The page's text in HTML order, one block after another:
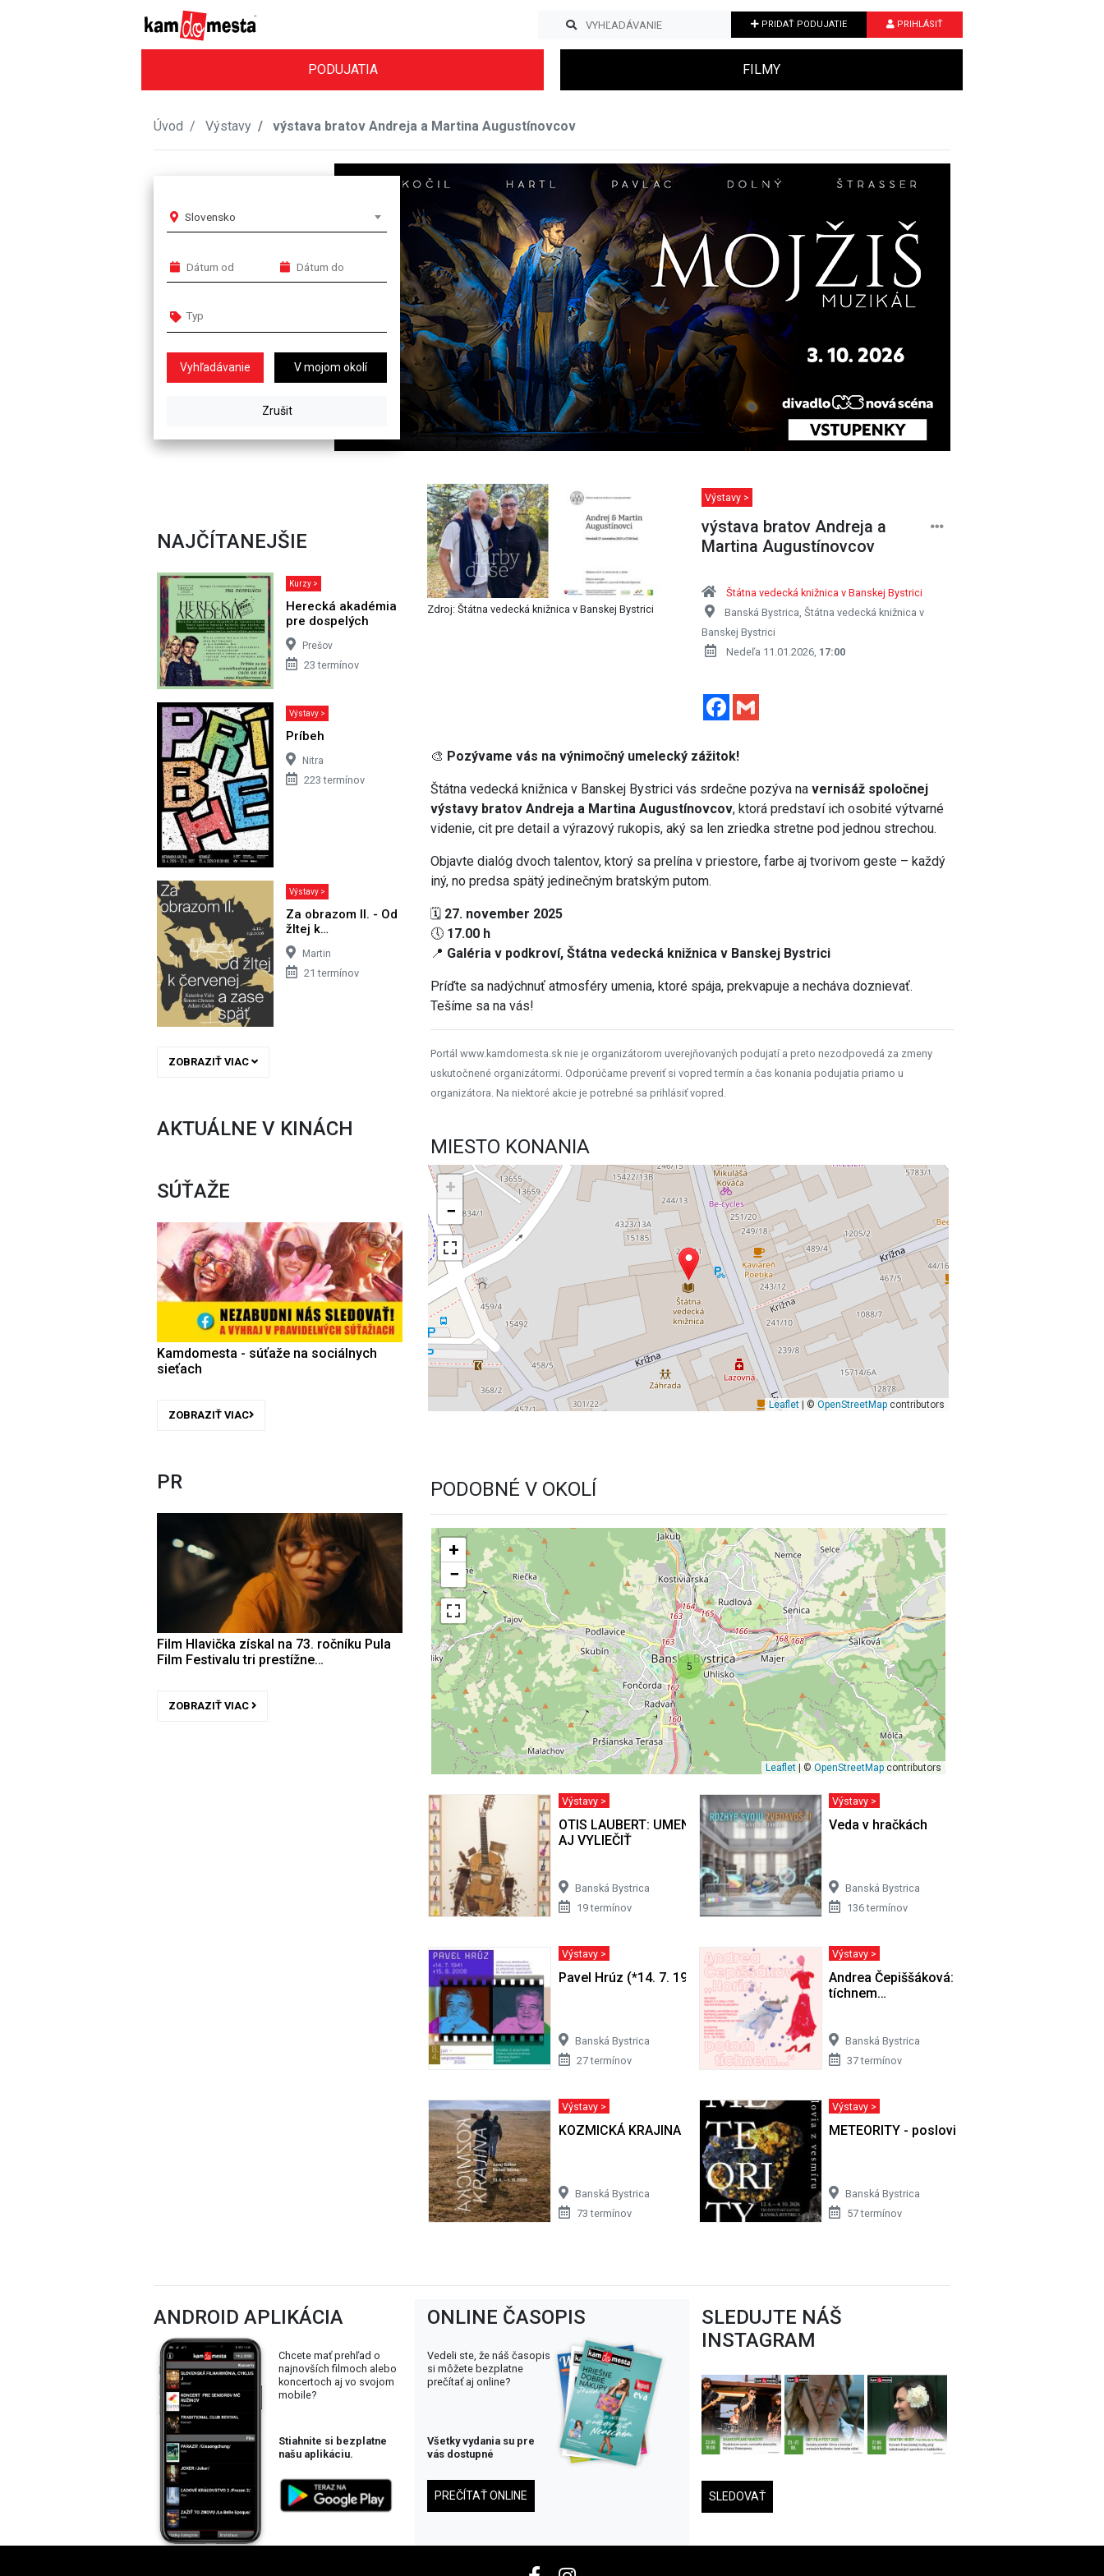
PRIDAŤ PODUJATIE PRIHLÁSIŤ
PODUJATIA FILMY
Úvod Výstavy výstava bratov Andreja a Martina Augustínovcov
Slovensko
V mojom okolí
Previous
NAJČÍTANEJŠIE
Kurzy >
Herecká akadémia
pre dospelých
Prešov
23 termínov
Výstavy >
Príbeh
Nitra
223 termínov
Výstavy >
Za obrazom II. - Od
žltej k…
Martin
21 termínov
ZOBRAZIŤ VIAC
AKTUÁLNE V KINÁCH
SÚŤAŽE
Kamdomesta - súťaže na sociálnych
sieťach
ZOBRAZIŤ VIAC
PR
Film Hlavička získal na 73. ročníku Pula
Film Festivalu tri prestížne…
ZOBRAZIŤ VIAC
Zdroj: Štátna vedecká knižnica v Banskej Bystrici
Výstavy >
výstava bratov Andreja a
Martina Augustínovcov
Štátna vedecká knižnica v Banskej Bystrici
Banská Bystrica, Štátna vedecká knižnica v
Banskej Bystrici
Nedeľa 11.01.2026, 17:00
Facebook
🎨 Pozývame vás na výnimočný umelecký zážitok!
Štátna vedecká knižnica v Banskej Bystrici vás srdečne pozýva navernisáž spoločnej
výstavy bratov Andreja a Martina Augustínovcov, ktorá predstaví ich osobité výtvarné
videnie, cit pre detail a výrazový rukopis, aký sa len zriedka stretne pod jednou strechou.
Objavte dialóg dvoch talentov, ktorý sa prelína v priestore, farbe aj tvorivom geste – každý
iný, no predsa spätý jedinečným bratským putom.
🗓 27. november 2025
🕔 17.00 h
📍 Galéria v podkroví, Štátna vedecká knižnica v Banskej Bystrici
Príďte sa nadýchnuť atmosféry umenia, ktoré spája, prekvapuje a necháva doznievať.
Tešíme sa na vás!
Portál www.kamdomesta.sk nie je organizátorom uverejňovaných podujatí a preto nezodpovedá za zmeny
uskutočnené organizátormi. Odporúčame preveriť si vopred termín a čas konania podujatia priamo u
organizátora. Na niektoré akcie je potrebné sa prihlásiť vopred.
MIESTO KONANIA
+
−
Leaflet| © OpenStreetMapcontributors
PODOBNÉ V OKOLÍ
5
+
−
Leaflet | ©OpenStreetMap contributors
Výstavy >
OTIS LAUBERT: UMENIE BY VÁS MOHLO
AJ VYLIEČIŤ
Banská Bystrica
19 termínov
Výstavy >
Veda v hračkách
Banská Bystrica
136 termínov
Výstavy >
Pavel Hrúz (*14. 7. 1941 + 15. 8. 2008)
Banská Bystrica
27 termínov
Výstavy >
Andrea Čepiššáková: Horím, potom
tíchnem…
Banská Bystrica
37 termínov
Výstavy >
KOZMICKÁ KRAJINA
Banská Bystrica
73 termínov
Výstavy >
METEORITY - poslovia z vesmíru
Banská Bystrica
57 termínov
ANDROID APLIKÁCIA
Chcete mať prehľad o
najnovších filmoch alebo
koncertoch aj vo svojom
mobile?
Stiahnite si bezplatne
našu aplikáciu.
ONLINE ČASOPIS
Vedeli ste, že náš časopis
si môžete bezplatne
prečítať aj online?
Všetky vydania su pre
vás dostupné
PREČÍTAŤ ONLINE
SLEDUJTE NÁŠ
INSTAGRAM
SLEDOVAŤ